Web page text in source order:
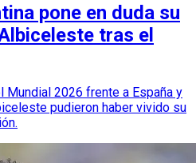
pone en duda su
tras el
Mundial 2026 frente a España y
pudieron haber vivido su